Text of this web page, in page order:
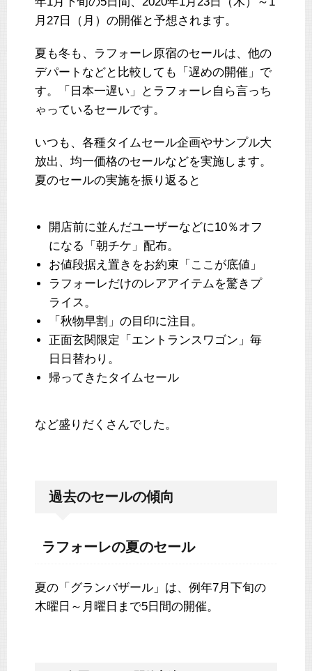
月27日（月）の開催と予想されます。
夏も冬も、ラフォーレ原宿のセールは、他の
デパートなどと比較しても「遅めの開催」で
す。「日本一遅い」とラフォーレ自ら言っち
ゃっているセールです。
いつも、各種タイムセール企画やサンプル大
放出、均一価格のセールなどを実施します。
夏のセールの実施を振り返ると
開店前に並んだユーザーなどに10％オフ
になる「朝チケ」配布。
お値段据え置きをお約束「ここが底値」
ラフォーレだけのレアアイテムを驚きプ
ライス。
「秋物早割」の目印に注目。
正面玄関限定「エントランスワゴン」毎
日日替わり。
帰ってきたタイムセール
など盛りだくさんでした。
過去のセールの傾向
ラフォーレの夏のセール
夏の「グランバザール」は、例年7月下旬の
木曜日～月曜日まで5日間の開催。